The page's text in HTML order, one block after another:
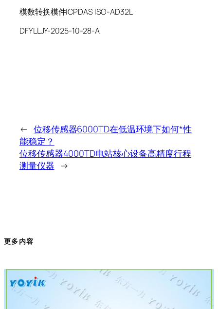
模数转换模件ICPDAS ISO-AD32L
DFYLLJY-2025-10-28-A
← 位移传感器6000TD在低温环境下如何*性
能稳定？
位移传感器4000TD电站核心设备高精度行程
测量仪器 →
更多内容